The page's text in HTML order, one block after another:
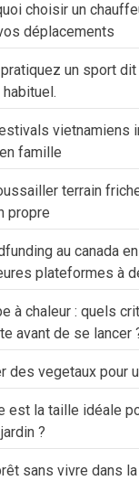
choisir un
déplacements
un sport
vietnamiens
famille
terrain
propre
au canada
plateformes à
à chaleur : quels
avant de se lancer
des vegetaux pour
est la taille idéale
?
sans vivre dans